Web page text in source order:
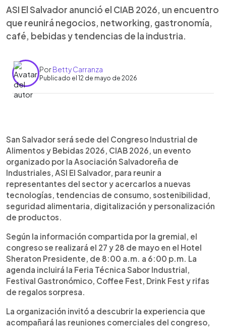
ASI El Salvador anunció el CIAB 2026, un encuentro
que reunirá negocios, networking, gastronomía,
café, bebidas y tendencias de la industria.
PorBetty Carranza
Publicado el 12 de mayo de 2026
► Escuchar artículo
San Salvador será sede del Congreso Industrial de
Alimentos y Bebidas 2026, CIAB 2026, un evento
organizado por la Asociación Salvadoreña de
Industriales, ASI El Salvador, para reunir a
representantes del sector y acercarlos a nuevas
tecnologías, tendencias de consumo, sostenibilidad,
seguridad alimentaria, digitalización y personalización
de productos.
Según la información compartida por la gremial, el
congreso se realizará el 27 y 28 de mayo en el Hotel
Sheraton Presidente, de 8:00 a.m. a 6:00 p.m. La
agenda incluirá la Feria Técnica Sabor Industrial,
Festival Gastronómico, Coffee Fest, Drink Fest y rifas
de regalos sorpresa.
La organización invitó a descubrir la experiencia que
acompañará las reuniones comerciales del congreso,